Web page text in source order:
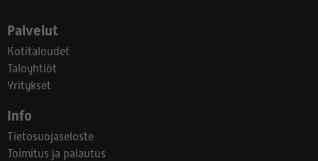
Palvelut
Kotitaloudet
Taloyhtiöt
Yritykset
Info
Tietosuojaseloste
Toimitus ja palautus